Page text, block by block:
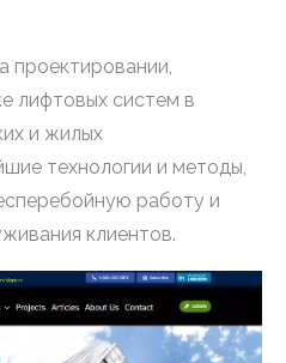
проектировании,
лифтовых систем в
и жилых
технологии и методы,
работу и
клиентов.